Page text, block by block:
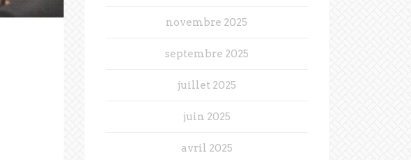
novembre 2025
septembre 2025
juillet 2025
juin 2025
avril 2025